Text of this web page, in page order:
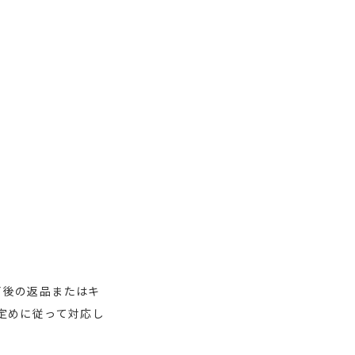
の返品またはキ
めに従って対応し